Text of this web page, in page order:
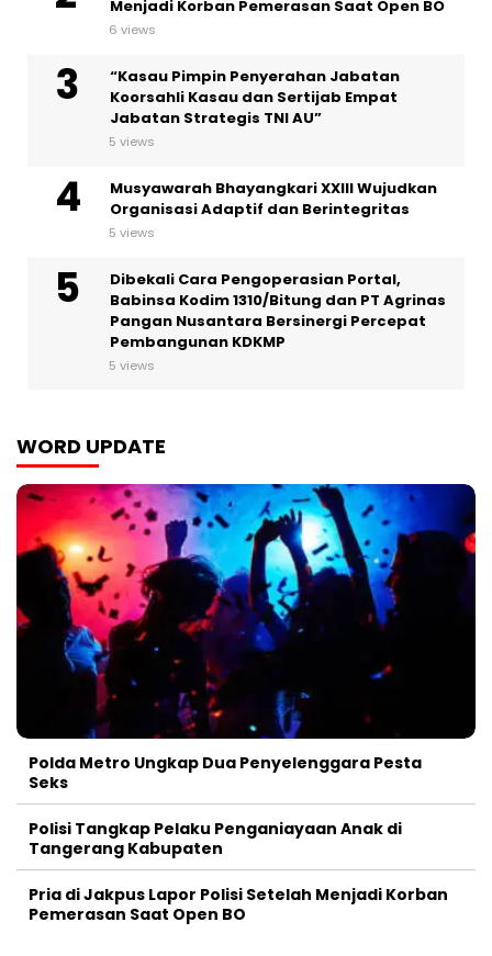
Menjadi Korban Pemerasan Saat Open BO
6 views
“Kasau Pimpin Penyerahan Jabatan
Koorsahli Kasau dan Sertijab Empat
Jabatan Strategis TNI AU”
5 views
Musyawarah Bhayangkari XXIII Wujudkan
Organisasi Adaptif dan Berintegritas
5 views
Dibekali Cara Pengoperasian Portal,
Babinsa Kodim 1310/Bitung dan PT Agrinas
Pangan Nusantara Bersinergi Percepat
Pembangunan KDKMP
5 views
WORD UPDATE
Polda Metro Ungkap Dua Penyelenggara Pesta
Seks
Polisi Tangkap Pelaku Penganiayaan Anak di
Tangerang Kabupaten
Pria di Jakpus Lapor Polisi Setelah Menjadi Korban
Pemerasan Saat Open BO